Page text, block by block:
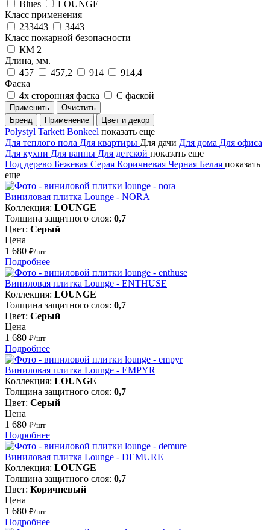
Blues
LOUNGE
Класс применения
233443
3443
Класс пожарной безопасности
КМ 2
Длина, мм.
457
457,2 914
914,4
Фаска
4х сторонняя фаска
С фаской
Применить
Очистить
Бренд
Применение Цвет и декор
Polystyl Tarkett Bonkeel показать еще
Для теплого пола Для квартиры Для дачи Для дома Для офиса
Для кухни Для ванны Для детской показать еще
Под дерево Бежевая Серая Коричневая Черная Белая показать
еще
Виниловая плитка Lounge - NORA
Коллекция: LOUNGE
Толщина защитного слоя: 0,7
Цвет: Серый
Цена
1 680 ₽/шт
Подробнее
Виниловая плитка Lounge - ENTHUSE
Коллекция: LOUNGE
Толщина защитного слоя: 0,7
Цвет: Серый
Цена
1 680 ₽/шт
Подробнее
Виниловая плитка Lounge - EMPYR
Коллекция: LOUNGE
Толщина защитного слоя: 0,7
Цвет: Серый
Цена
1 680 ₽/шт
Подробнее
Виниловая плитка Lounge - DEMURE
Коллекция: LOUNGE
Толщина защитного слоя: 0,7
Цвет: Коричневый
Цена
1 680 ₽/шт
Подробнее